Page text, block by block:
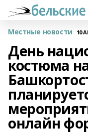
Местные новости 10
День
костюма
онлайн